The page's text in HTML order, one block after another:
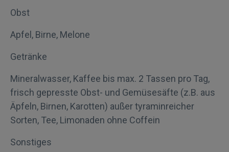
Obst
Apfel, Birne, Melone
Getränke
Mineralwasser, Kaffee bis max. 2 Tassen pro Tag,
frisch gepresste Obst- und Gemüsesäfte (z.B. aus
Äpfeln, Birnen, Karotten) außer tyraminreicher
Sorten, Tee, Limonaden ohne Coffein
Sonstiges